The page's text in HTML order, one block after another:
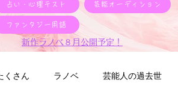
占い・心理テスト 芸能オーディション
ファンタジー用語
新作ラノベ８月公開予定！
くさん ラノベ 芸能人の過去世